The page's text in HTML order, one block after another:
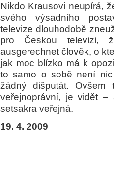
Nikdo Krausovi neupírá,
svého výsadního
televize dlouhodobě
pro Českou televizi,
ausgerechnet člověk, o
jak moc blízko má k
to samo o sobě není
žádný dišputát.
veřejnoprávní, je vidět
setsakra veřejná.
19. 4. 2009